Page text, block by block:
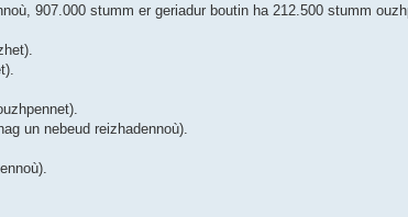
907.000 stumm er geriadur boutin ha 212.500 stumm
un nebeud reizhadennoù).